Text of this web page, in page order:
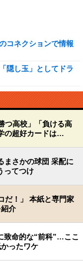
コネクションで情報
隠し玉」としてドラ
つ高校」「負ける高
の超好カードは…
まさかの球団 采配に
ってつけ
だ！」 本紙と専門家
介
致命的な“前科”…ここ
ったワケ